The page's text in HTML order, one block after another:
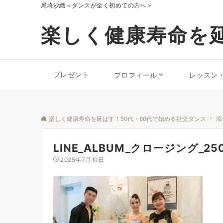
尾崎沙織＜ダンスが全く初めての方へ＞
楽しく健康寿命を
プレゼント プロフィール レッスン
楽しく健康寿命を延ばす！50代・60代で始める社交ダンス
LINE_ALBUM_クロージング
2025年7月10日